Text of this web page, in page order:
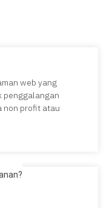
web yang
penggalangan
non profit atau